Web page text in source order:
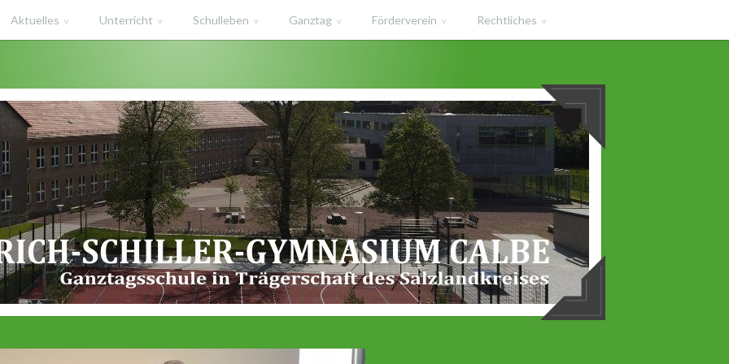
Aktuelles Unterricht Schulleben Ganztag Förderverein Rechtliches